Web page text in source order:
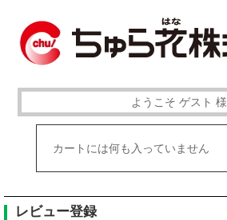
ようこそ ゲスト 様
カートには何も入っていません
レビュー登録